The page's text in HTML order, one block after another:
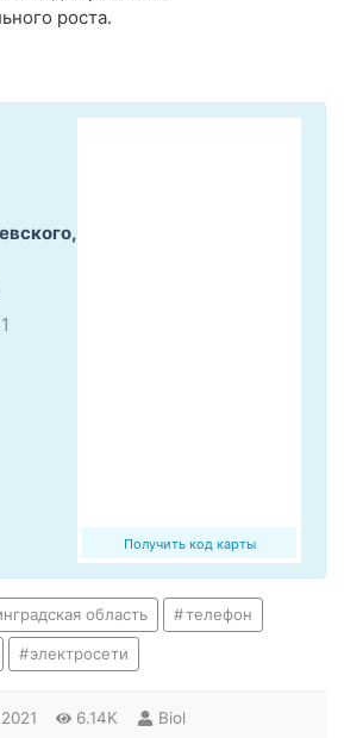
роста.
Получить код карты
область телефон
электросети
6.14K Biol